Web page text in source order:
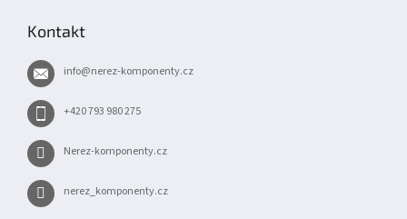
Kontakt
info@nerez-komponenty.cz
+420 793 980 275
Nerez-komponenty.cz
nerez_komponenty.cz